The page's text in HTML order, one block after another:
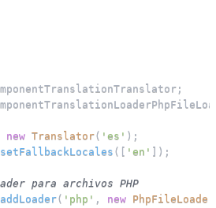
;
new Translator( 'es' ) ;
setFallbackLocales ( [ 'en' ] ) ;
para archivos PHP
addLoader( 'php' , new PhpFileLoader